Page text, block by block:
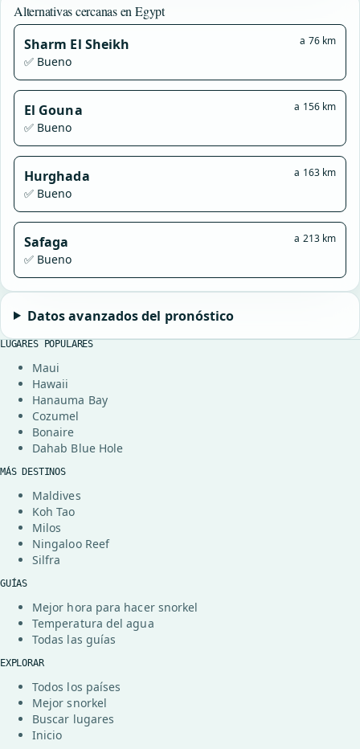
Alternativas cercanas en Egypt
Sharm El Sheikh a 76 km
✅ Bueno
El Gouna a 156 km
✅ Bueno
Hurghada a 163 km
✅ Bueno
Safaga a 213 km
✅ Bueno
Datos avanzados del pronóstico
LUGARES POPULARES
Maui
Hawaii
Hanauma Bay
Cozumel
Bonaire
Dahab Blue Hole
MÁS DESTINOS
Maldives
Koh Tao
Milos
Ningaloo Reef
Silfra
GUÍAS
Mejor hora para hacer snorkel
Temperatura del agua
Todas las guías
EXPLORAR
Todos los países
Mejor snorkel
Buscar lugares
Inicio